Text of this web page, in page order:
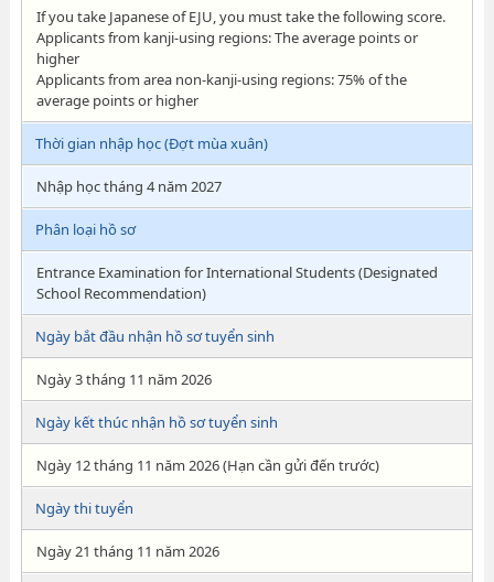
If you take Japanese of EJU, you must take the following score.
Applicants from kanji-using regions: The average points or
higher
Applicants from area non-kanji-using regions: 75% of the
average points or higher
Thời gian nhập học (Đợt mùa xuân)
Nhập học tháng 4 năm 2027
Phân loại hồ sơ
Entrance Examination for International Students (Designated
School Recommendation)
Ngày bắt đầu nhận hồ sơ tuyển sinh
Ngày 3 tháng 11 năm 2026
Ngày kết thúc nhận hồ sơ tuyển sinh
Ngày 12 tháng 11 năm 2026 (Hạn cần gửi đến trước)
Ngày thi tuyển
Ngày 21 tháng 11 năm 2026